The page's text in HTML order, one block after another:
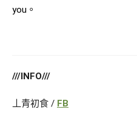
you。
///INFO///
丄青初食 / FB